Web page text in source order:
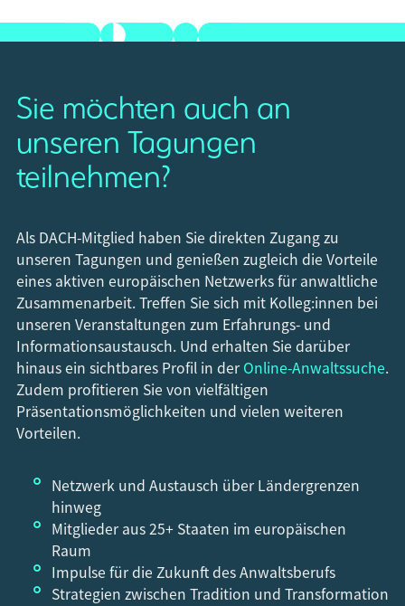
Sie möchten auch an
unseren Tagungen
teilnehmen?
Als DACH-Mitglied haben Sie direkten Zugang zu
unseren Tagungen und genießen zugleich die Vorteile
eines aktiven europäischen Netzwerks für anwaltliche
Zusammenarbeit. Treffen Sie sich mit Kolleg:innen bei
unseren Veranstaltungen zum Erfahrungs- und
Informationsaustausch. Und erhalten Sie darüber
hinaus ein sichtbares Profil in der Online-Anwaltssuche.
Zudem profitieren Sie von vielfältigen
Präsentationsmöglichkeiten und vielen weiteren
Vorteilen.
Netzwerk und Austausch über Ländergrenzen
hinweg
Mitglieder aus 25+ Staaten im europäischen
Raum
Impulse für die Zukunft des Anwaltsberufs
Strategien zwischen Tradition und Transformation